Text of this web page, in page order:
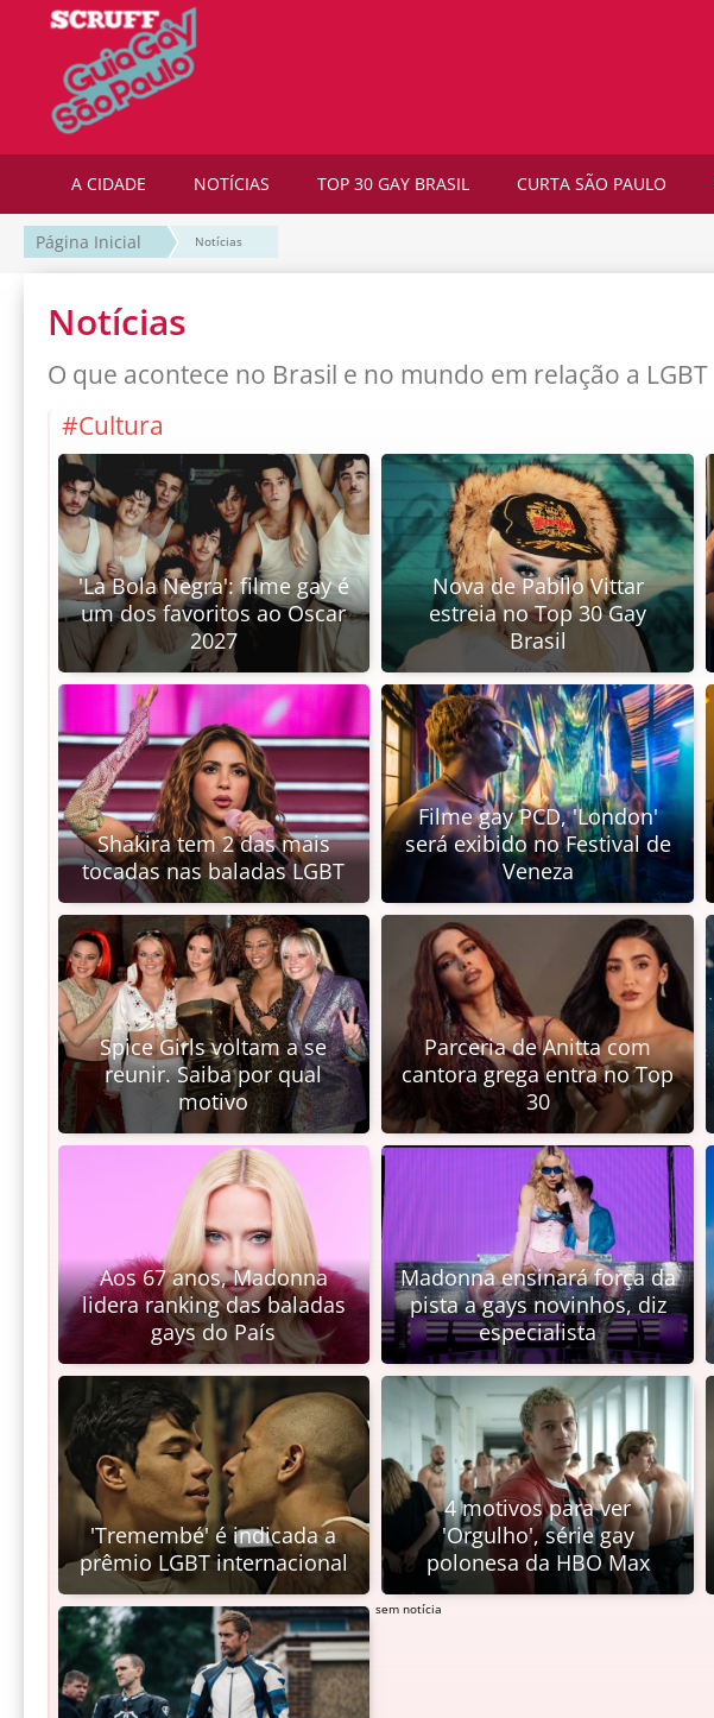
A CIDADE NOTÍCIAS TOP 30 GAY BRASIL CURTA SÃO PAULO
Página Inicial Notícias
Notícias
O que acontece no Brasil e no mundo em relação a LGBT
#Cultura
'La Bola Negra': filme gay é
um dos favoritos ao Oscar
2027
Nova de Pabllo Vittar
estreia no Top 30 Gay
Brasil
Shakira tem 2 das mais
tocadas nas baladas LGBT
Filme gay PCD, 'London'
será exibido no Festival de
Veneza
Spice Girls voltam a se
reunir. Saiba por qual
motivo
Parceria de Anitta com
cantora grega entra no Top
30
Aos 67 anos, Madonna
lidera ranking das baladas
gays do País
Madonna ensinará força da
pista a gays novinhos, diz
especialista
'Tremembé' é indicada a
prêmio LGBT internacional
4 motivos para ver
'Orgulho', série gay
polonesa da HBO Max
sem notícia